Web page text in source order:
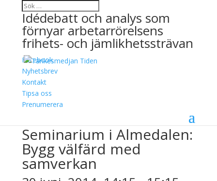
Idédebatt och analys som
förnyar arbetarrörelsens
frihets- och jämlikhetssträvan
Facebook
Nyhetsbrev
Kontakt
Tipsa oss
Prenumerera
« Alla Evenemang
Detta evenemang har redan ägt rum.
Seminarium i Almedalen:
Bygg välfärd med
samverkan